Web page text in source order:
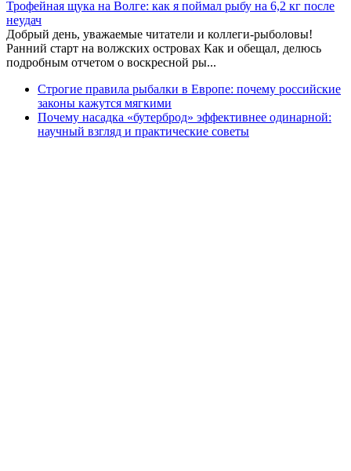
Трофейная щука на Волге: как я поймал рыбу на 6,2 кг после
неудач
Добрый день, уважаемые читатели и коллеги-рыболовы!
Ранний старт на волжских островах Как и обещал, делюсь
подробным отчетом о воскресной ры...
Строгие правила рыбалки в Европе: почему российские
законы кажутся мягкими
Почему насадка «бутерброд» эффективнее одинарной:
научный взгляд и практические советы